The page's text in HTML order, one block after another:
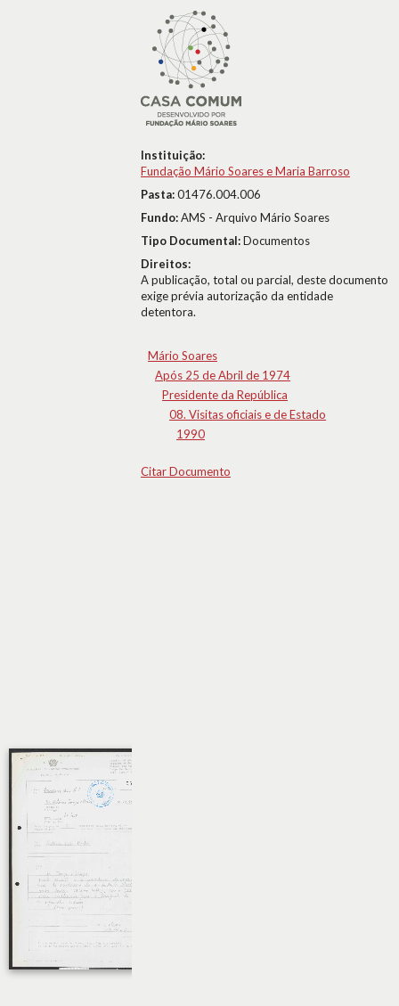
Instituição:
Fundação Mário Soares e Maria Barroso
Pasta:01476.004.006
Fundo:AMS - Arquivo Mário Soares
Tipo Documental:Documentos
Direitos:
A publicação, total ou parcial, deste documento
exige prévia autorização da entidade
detentora.
Mário Soares
Após 25 de Abril de 1974
Presidente da República
08. Visitas oficiais e de Estado
1990
Citar Documento